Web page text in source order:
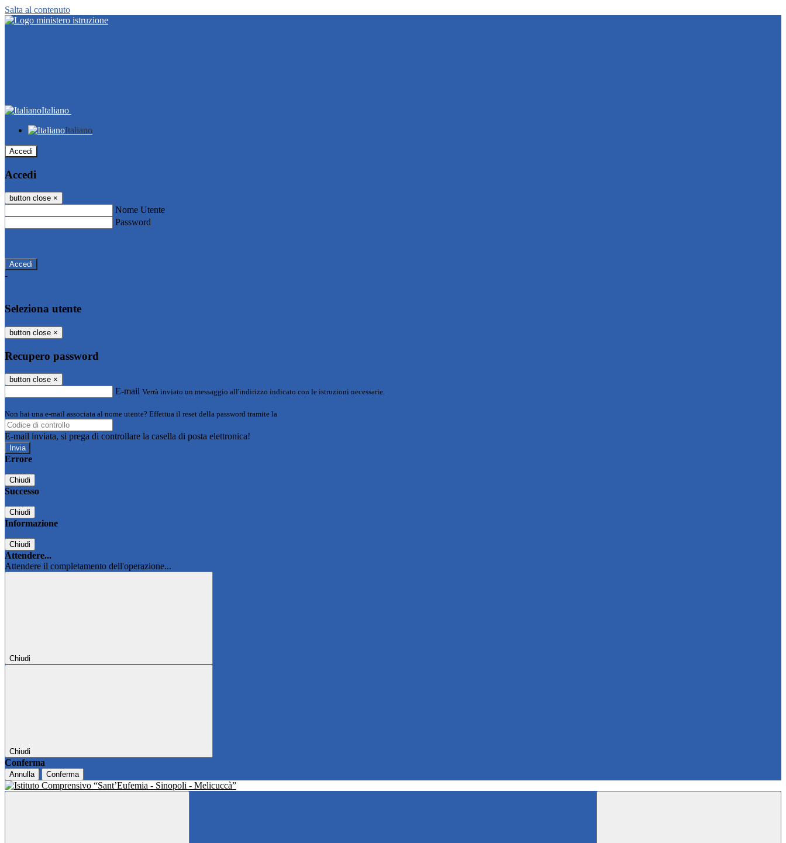
Salta al contenuto
Italiano
Italiano
Accedi
Accedi
button close ×
Nome Utente
Password
-
Seleziona utente
button close ×
Recupero password
button close ×
E-mail Verrà inviato un messaggio all'indirizzo indicato con le istruzioni necessarie.
Non hai una e-mail associata al nome utente? Effettua il reset della password tramite la
E-mail inviata, si prega di controllare la casella di posta elettronica!
Errore
Chiudi
Successo
Chiudi
Informazione
Chiudi
Attendere...
Attendere il completamento dell'operazione...
Chiudi
Chiudi
Conferma
Annulla Conferma